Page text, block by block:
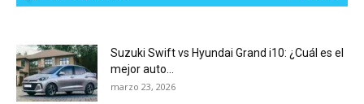
Suzuki Swift vs Hyundai Grand i10: ¿Cuál es el
mejor auto...
marzo 23, 2026